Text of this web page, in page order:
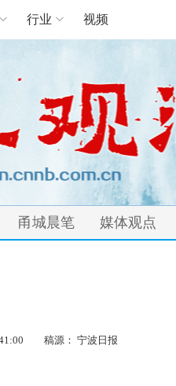
行业 视频
甬城晨笔 媒体观点
稿源： 宁波日报